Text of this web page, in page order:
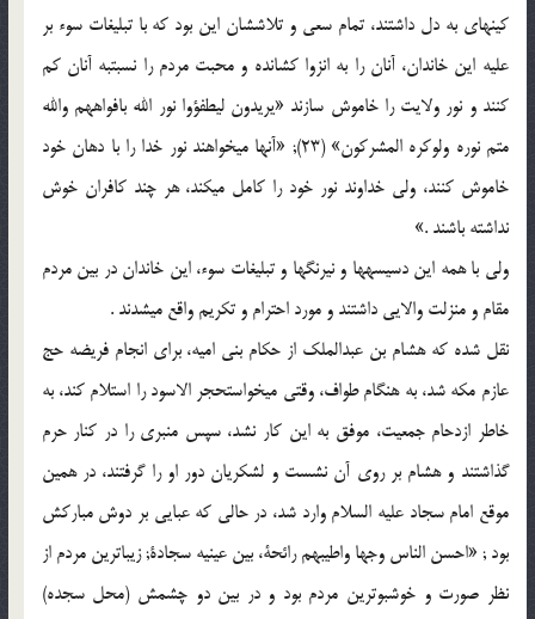
کینه‏ای به دل داشتند، تمام سعی و تلاششان این بود که با تبلیغات سوء بر
علیه این خاندان، آنان را به انزوا کشانده و محبت مردم را نسبت‏به آنان کم
کنند و نور ولایت را خاموش سازند «یریدون لیطفؤوا نور الله بافواههم والله
متم نوره ولوکره المشرکون‏» (23); «آن‏ها می‏خواهند نور خدا را با دهان خود
خاموش کنند، ولی خداوند نور خود را کامل می‏کند، هر چند کافران خوش
نداشته باشند .»
ولی با همه این دسیسه‏ها و نیرنگ‏ها و تبلیغات سوء، این خاندان در بین مردم
مقام و منزلت والایی داشتند و مورد احترام و تکریم واقع می‏شدند .
نقل شده که هشام بن عبدالملک از حکام بنی امیه، برای انجام فریضه حج
عازم مکه شد، به هنگام طواف، وقتی می‏خواست‏حجر الاسود را استلام کند، به
خاطر ازدحام جمعیت، موفق به این کار نشد، سپس منبری را در کنار حرم
گذاشتند و هشام بر روی آن نشست و لشکریان دور او را گرفتند، در همین
موقع امام سجاد علیه السلام وارد شد، در حالی که عبایی بر دوش مبارکش
بود ; «احسن الناس وجها واطیبهم رائحة، بین عینیه سجادة; زیباترین مردم از
نظر صورت و خوشبوترین مردم بود و در بین دو چشمش (محل سجده)